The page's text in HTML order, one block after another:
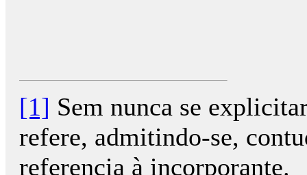
[1] Sem nunca se
refere, admitindo-se,
referencia à incorporante.